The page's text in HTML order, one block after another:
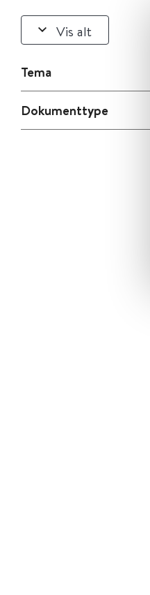
Vis alt
Tema
Dokumenttype